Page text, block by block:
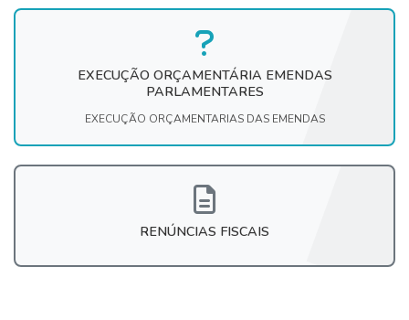
EXECUÇÃO ORÇAMENTÁRIA EMENDAS
PARLAMENTARES
EXECUÇÃO ORÇAMENTARIAS DAS EMENDAS
RENÚNCIAS FISCAIS